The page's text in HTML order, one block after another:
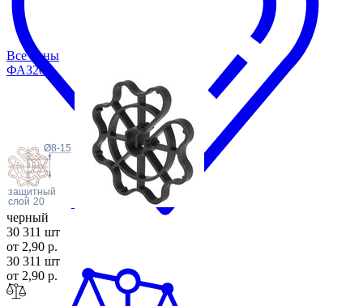
Все цены
ФАЗ20
Ø8-15
защитный
слой 20
черный
30 311 шт
от 2,90 р.
30 311 шт
от 2,90 р.